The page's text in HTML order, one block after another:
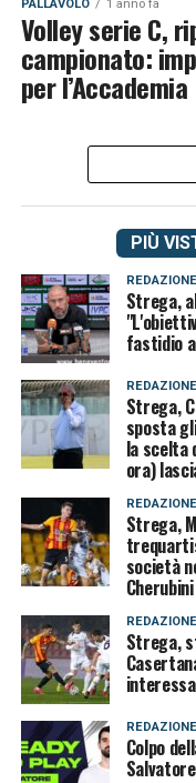
PALLAVOLO 1 anno fa
Volley serie C,
campionato:
per l’Accademia
PIÙ
REDAZIONE
Strega,
fastidio
REDAZIONE
Strega,
sposta
la scelta
ora)
REDAZIONE
Strega,
società
Cherubini
REDAZIONE
Strega,
REDAZIONE
Colpo